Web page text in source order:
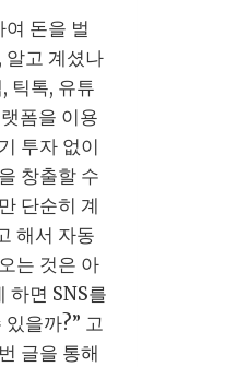
여 돈을 벌
알고 계셨나
틱톡, 유튜
폼을 이용
투자 없이
창출할 수
단순히 계
해서 자동
는 것은 아
하면 SNS를
있을까?” 고
글을 통해